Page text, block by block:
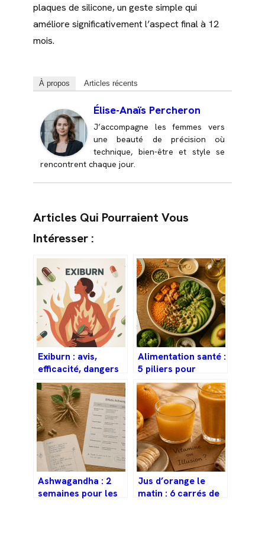
plaques de silicone, un geste simple qui
améliore significativement l’aspect final à 12
mois.
À propos Articles récents
Élise-Anaïs Percheron
J’accompagne les femmes vers
une beauté de précision où
technique, bien-être et style se
rencontrent chaque jour.
Articles Qui Pourraient Vous
Intéresser :
Exiburn : avis,
efficacité, dangers
et guide complet
avant achat
Alimentation santé :
5 piliers pour
structurer vos
repas et prévenir
les maladies
Ashwagandha : 2
semaines pour les
Jus d’orange le
matin : 6 carrés de